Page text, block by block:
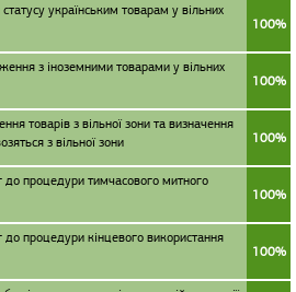
українським товарам у вільних
100%
з іноземними товарами у вільних
100%
товарів з вільної зони та визначення
з вільної зони
100%
процедури тимчасового митного
100%
процедури кінцевого використання
100%